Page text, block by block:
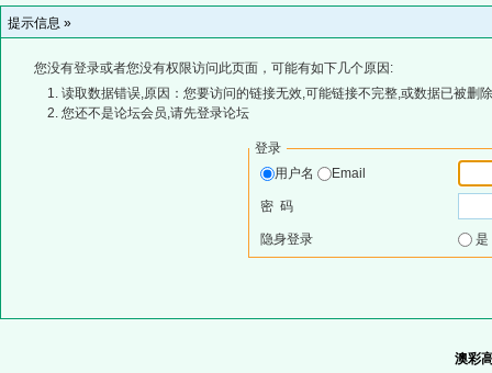
提示信息 »
您没有登录或者您没有权限访问此页面，可能有如下几个原因:
读取数据错误,原因：您要访问的链接无效,可能链接不完整,或数据已被删
您还不是论坛会员,请先登录论坛
登录
用户名
Email
密 码
隐身登录
澳彩